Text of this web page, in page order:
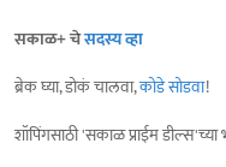
सकाळ+ चेसदस्य व्हा
ब्रेक घ्या, डोकं चालवा,कोडे सोडवा!
शॉपिंगसाठी 'सकाळ प्राईम